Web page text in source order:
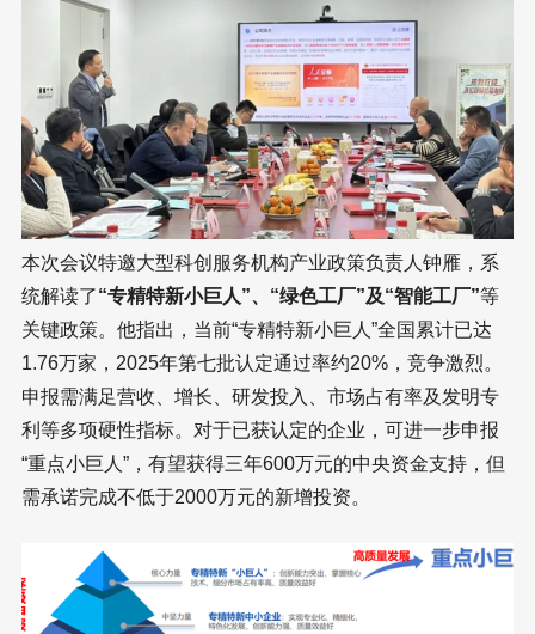
本次会议特邀大型科创服务机构产业政策负责人钟雁，系
统解读了“专精特新小巨人”、“绿色工厂”及“智能工厂”等
关键政策。他指出，当前“专精特新小巨人”全国累计已达
1.76万家，2025年第七批认定通过率约20%，竞争激烈。
申报需满足营收、增长、研发投入、市场占有率及发明专
利等多项硬性指标。对于已获认定的企业，可进一步申报
“重点小巨人”，有望获得三年600万元的中央资金支持，但
需承诺完成不低于2000万元的新增投资。